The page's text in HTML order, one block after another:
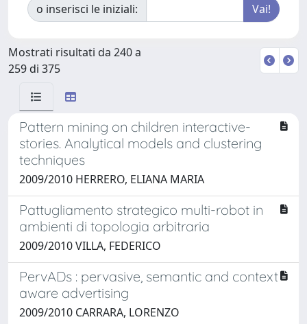
o inserisci le iniziali:
Mostrati risultati da 240 a
259 di 375
Pattern mining on children interactive-
stories. Analytical models and clustering
techniques
2009/2010 HERRERO, ELIANA MARIA
Pattugliamento strategico multi-robot in
ambienti di topologia arbitraria
2009/2010 VILLA, FEDERICO
PervADs : pervasive, semantic and context
aware advertising
2009/2010 CARRARA, LORENZO